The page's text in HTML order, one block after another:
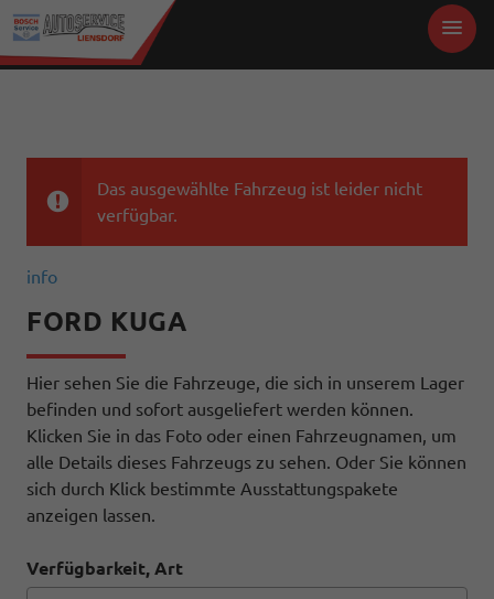
Das ausgewählte Fahrzeug ist leider nicht
verfügbar.
info
FORD KUGA
Hier sehen Sie die Fahrzeuge, die sich in unserem Lager
befinden und sofort ausgeliefert werden können.
Klicken Sie in das Foto oder einen Fahrzeugnamen, um
alle Details dieses Fahrzeugs zu sehen. Oder Sie können
sich durch Klick bestimmte Ausstattungspakete
anzeigen lassen.
Verfügbarkeit, Art